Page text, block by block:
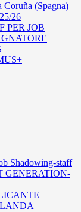
Coruña (Spagna)
26
PER JOB
Shadowing-staff
GENERATION-